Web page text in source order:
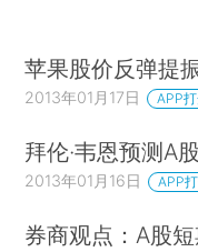
苹果股价反弹提
2013年01月17日 APP
拜伦·韦恩预测A
2013年01月16日 APP
券商观点：A股